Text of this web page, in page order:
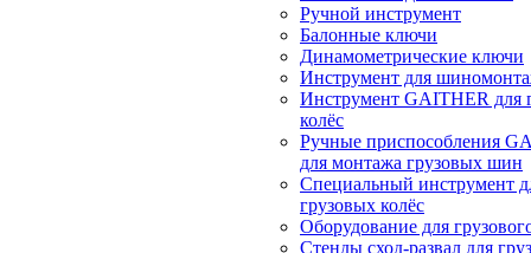
Ручной инструмент
Балонные ключи
Динамометрические ключи
Инструмент для
Инструмент GAITHER для
колёс
Ручные приспособления
для монтажа грузовых шин
Специальный инструмент
грузовых колёс
Оборудование для
Стенды сход-развал для